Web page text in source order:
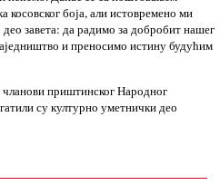
косовског боја, али истовремено ми
завета: да радимо за добробит нашег
и преносимо истину будућим
приштинског Народног
су културно уметнички део